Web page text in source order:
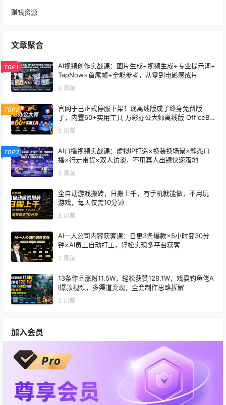
赚钱资源
文章聚合
TOP1
AI视频创作实战课：图片生成+视频生成+专业提示词+
TapNow×首尾帧+全能参考，从零到电影感成片
3 周前
TOP2
官网于已正式停服下架！现离线版成了终身免费版
了，内置60+实用工具 万彩办公大师离线版 OfficeBo
3 周前
TOP3
AI口播视频实战课：虚拟IP打造×换装换场景×静态口
播×行走带货×双人访谈，不用真人出镜快速落地
3 周前
全自动游戏搬砖，日搬上千，有手机就能做，不用玩
游戏，每天仅需10分钟
3 周前
AI一人公司内容获客课：日更3条爆款×5小时变30分
钟×AI员工自动打工，轻松实现多平台获客
3 周前
13条作品涨粉11.5W，轻松获赞128.1W，戏耍钓鱼佬A
I爆款视频，多渠道变现，全套制作思路拆解
3 周前
加入会员